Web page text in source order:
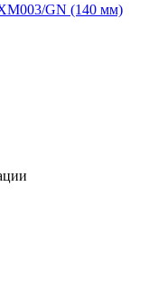
GN (140 мм)